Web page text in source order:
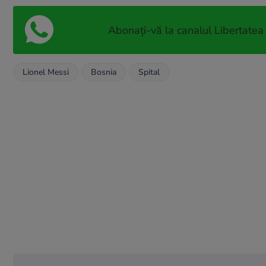
Abonați-vă la canalul
Lionel Messi Bosnia Spital